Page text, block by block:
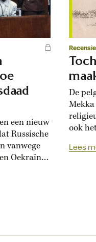
een nieuw
Russische
vanwege
Oekraïne.
Recensie
De
ook
Lees